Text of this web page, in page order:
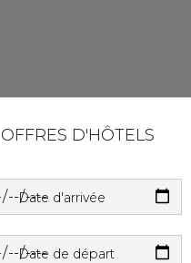
OFFRES D'HÔTELS
Date d'arrivée
Date de départ